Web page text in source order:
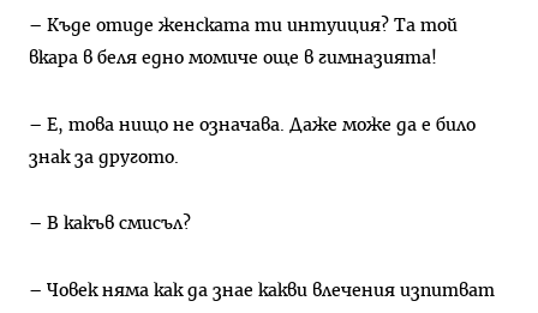
– Къде отиде женската ти интуиция? Та той
вкара в беля едно момиче още в гимназията!
– Е, това нищо не означава. Даже може да е било
знак за другото.
– В какъв смисъл?
– Човек няма как да знае какви влечения изпитват